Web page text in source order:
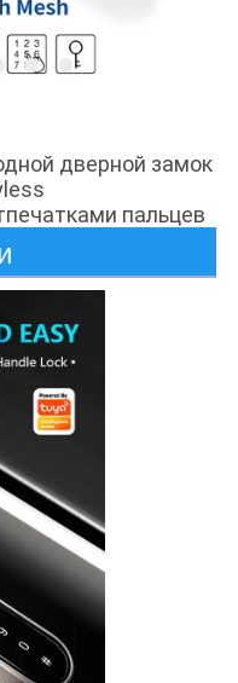
дверной замок
пальцев